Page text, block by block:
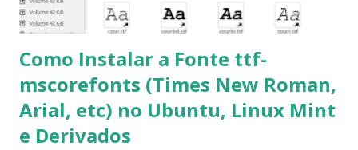
Como Instalar a Fonte ttf-
mscorefonts (Times New Roman,
Arial, etc) no Ubuntu, Linux Mint
e Derivados